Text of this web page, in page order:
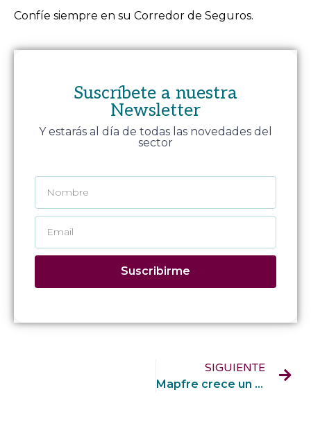
Confíe siempre en su Corredor de Seguros.
Suscríbete a nuestra
Newsletter
Y estarás al día de todas las novedades del
sector
Suscribirme
SIGUIENTE
Mapfre crece un 10,9% en primas en el primer trimestre de 2022